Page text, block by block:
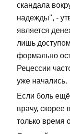
скандала
надежды", -
является
лишь доступом
формально
Рецессии
уже начались.
Если боль ещё
врачу, скорее
только время